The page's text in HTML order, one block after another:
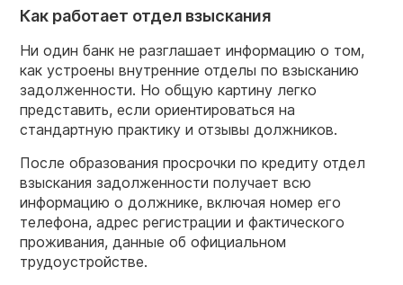
Как работает отдел взыскания
Ни один банк не разглашает информацию о том,
как устроены внутренние отделы по взысканию
задолженности. Но общую картину легко
представить, если ориентироваться на
стандартную практику и отзывы должников.
После образования просрочки по кредиту отдел
взыскания задолженности получает всю
информацию о должнике, включая номер его
телефона, адрес регистрации и фактического
проживания, данные об официальном
трудоустройстве.